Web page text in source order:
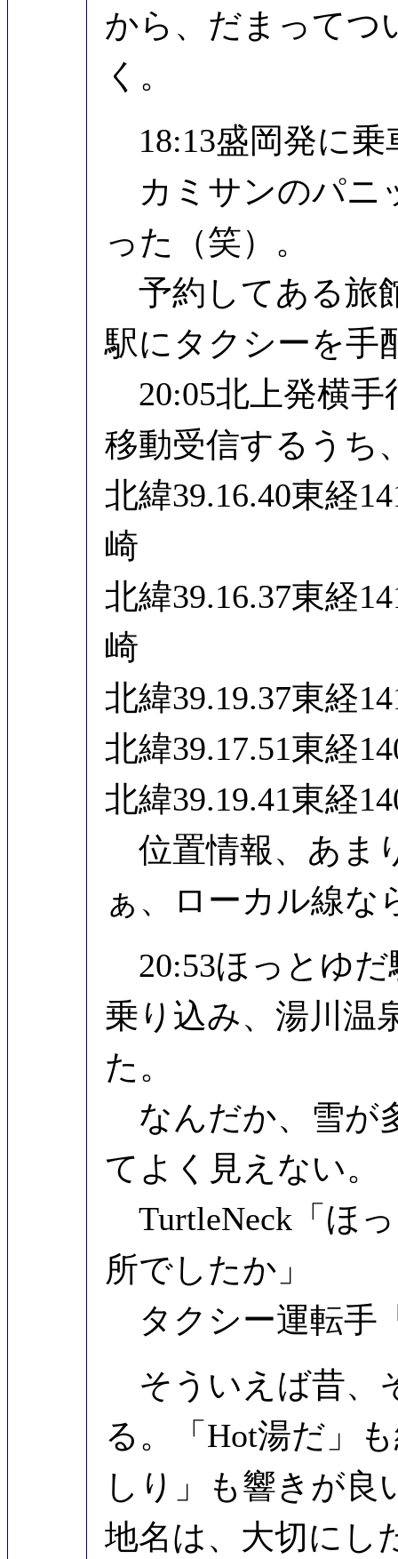
から、だまってつ
く。
18:13盛岡発に乗
カミサンのパニ
った（笑）。
予約してある旅
駅にタクシーを手
20:05北上発横手
移動受信するうち
北緯39.16.40東経
崎
北緯39.16.37東経
崎
北緯39.19.37東経
北緯39.17.51東経
北緯39.19.41東経
位置情報、あま
ぁ、ローカル線な
20:53ほっとゆだ
乗り込み、湯川温
た。
なんだか、雪が
てよく見えない。
TurtleNeck「ほ
所でしたか」
タクシー運転手
そういえば昔、
る。「Hot湯だ」
しり」も響きが良
地名は、大切にし